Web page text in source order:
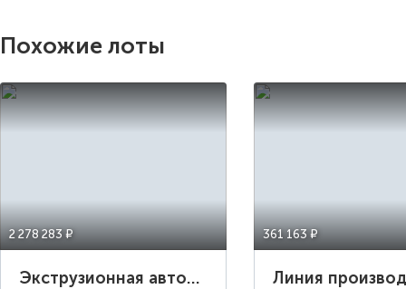
Похожие лоты
2 278 283 ¤
Экструзионная автоматическая линия.
361 163 ¤